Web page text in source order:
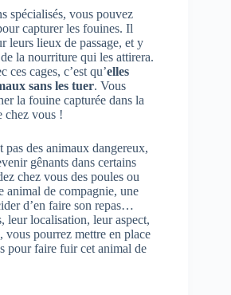
spécialisés, vous pouvez
capturer les fouines. Il
leurs lieux de passage, et y
la nourriture qui les attirera.
ces cages, c’est qu’elles
sans les tuer. Vous
la fouine capturée dans la
chez vous !
pas des animaux dangereux,
gênants dans certains
chez vous des poules ou
animal de compagnie, une
d’en faire son repas…
leur localisation, leur aspect,
vous pourrez mettre en place
pour faire fuir cet animal de